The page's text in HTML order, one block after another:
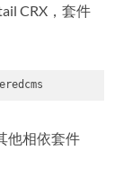
CRX，套件
他相依套件